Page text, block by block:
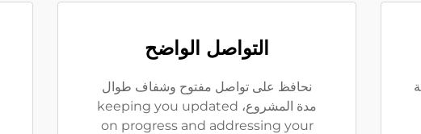
التواصل الواضح
نحافظ على تواصل مفتوح وشفاف طوال
مدة المشروع، keeping you updated
on progress and addressing your